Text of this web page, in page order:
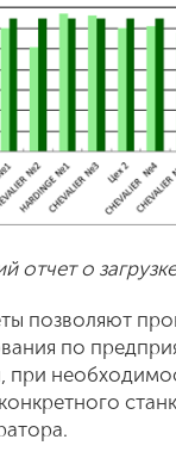
отчет о
позволяют
по
при